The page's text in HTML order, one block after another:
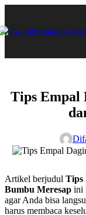
Tips Empal
Artikel berjudul Tips
Bumbu Meresap ini
agar Anda bisa
harus membaca